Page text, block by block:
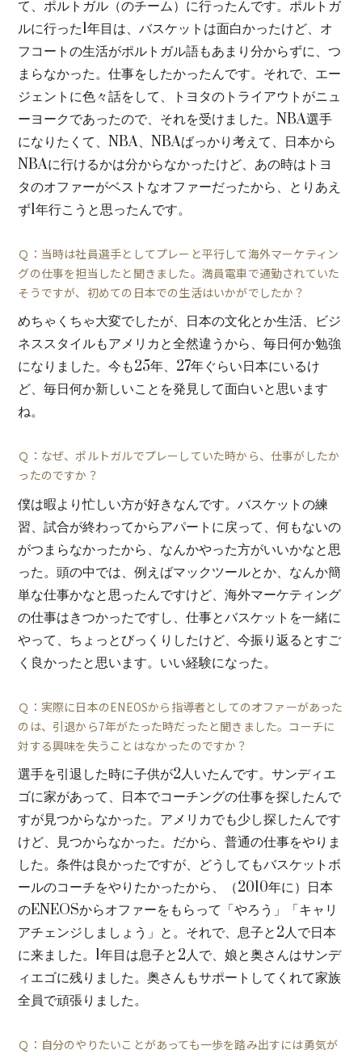
て、ポルトガル（のチーム）に行ったんです。ポルトガ
ルに行った1年目は、バスケットは面白かったけど、オ
フコートの生活がポルトガル語もあまり分からずに、つ
まらなかった。仕事をしたかったんです。それで、エー
ジェントに色々話をして、トヨタのトライアウトがニュ
ーヨークであったので、それを受けました。NBA選手
になりたくて、NBA、NBAばっかり考えて、日本から
NBAに行けるかは分からなかったけど、あの時はトヨ
タのオファーがベストなオファーだったから、とりあえ
ず1年行こうと思ったんです。
Ｑ：当時は社員選手としてプレーと平行して海外マーケティン
グの仕事を担当したと聞きました。満員電車で通勤されていた
そうですが、初めての日本での生活はいかがでしたか？
めちゃくちゃ大変でしたが、日本の文化とか生活、ビジ
ネススタイルもアメリカと全然違うから、毎日何か勉強
になりました。今も25年、27年ぐらい日本にいるけ
ど、毎日何か新しいことを発見して面白いと思います
ね。
Ｑ：なぜ、ポルトガルでプレーしていた時から、仕事がしたか
ったのですか？
僕は暇より忙しい方が好きなんです。バスケットの練
習、試合が終わってからアパートに戻って、何もないの
がつまらなかったから、なんかやった方がいいかなと思
った。頭の中では、例えばマックツールとか、なんか簡
単な仕事かなと思ったんですけど、海外マーケティング
の仕事はきつかったですし、仕事とバスケットを一緒に
やって、ちょっとびっくりしたけど、今振り返るとすご
く良かったと思います。いい経験になった。
Ｑ：実際に日本のENEOSから指導者としてのオファーがあった
のは、引退から7年がたった時だったと聞きました。コーチに
対する興味を失うことはなかったのですか？
選手を引退した時に子供が2人いたんです。サンディエ
ゴに家があって、日本でコーチングの仕事を探したんで
すが見つからなかった。アメリカでも少し探したんです
けど、見つからなかった。だから、普通の仕事をやりま
した。条件は良かったですが、どうしてもバスケットボ
ールのコーチをやりたかったから、（2010年に）日本
のENEOSからオファーをもらって「やろう」「キャリ
アチェンジしましょう」と。それで、息子と2人で日本
に来ました。1年目は息子と2人で、娘と奥さんはサンデ
ィエゴに残りました。奥さんもサポートしてくれて家族
全員で頑張りました。
Ｑ：自分のやりたいことがあっても一歩を踏み出すには勇気が